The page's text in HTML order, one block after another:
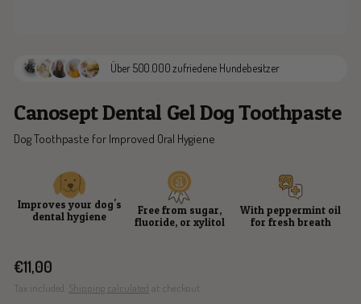
Über 500.000 zufriedene Hundebesitzer
Canosept Dental Gel Dog Toothpaste
Dog Toothpaste for Improved Oral Hygiene
Improves your dog's
dental hygiene
Free from sugar,
fluoride, or xylitol
With peppermint oil
for fresh breath
Sale
price
€11,00
Tax included. Shipping calculated at checkout